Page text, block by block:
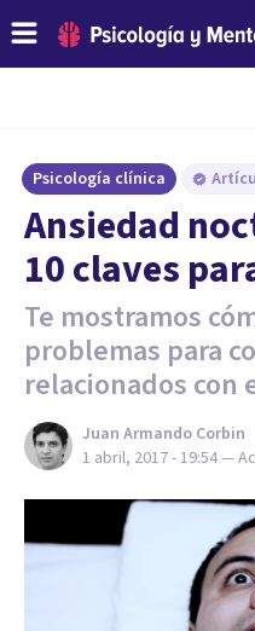
Psicología clínica
Ansiedad
10 claves
Te mostramos
problemas para
relacionados con
Juan Armando Corbin
1 abril, 2017 - 19:54—